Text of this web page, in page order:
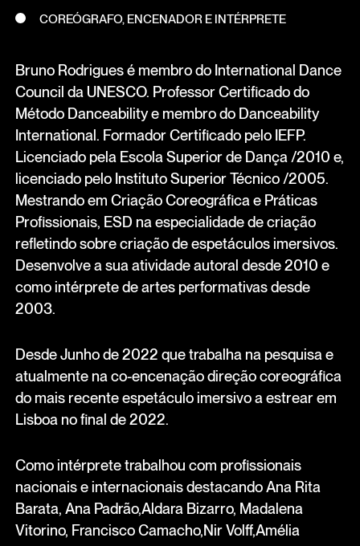
COREÓGRAFO, ENCENADOR E INTÉRPRETE
Bruno Rodrigues é membro do International Dance
Council da UNESCO. Professor Certificado do
Método Danceability e membro do Danceability
International. Formador Certificado pelo IEFP.
Licenciado pela Escola Superior de Dança /2010 e,
licenciado pelo Instituto Superior Técnico /2005.
Mestrando em Criação Coreográfica e Práticas
Profissionais, ESD na especialidade de criação
refletindo sobre criação de espetáculos imersivos.
Desenvolve a sua atividade autoral desde 2010 e
como intérprete de artes performativas desde
2003.
Desde Junho de 2022 que trabalha na pesquisa e
atualmente na co-encenação direção coreográfica
do mais recente espetáculo imersivo a estrear em
Lisboa no final de 2022.
Como intérprete trabalhou com profissionais
nacionais e internacionais destacando Ana Rita
Barata, Ana Padrão,Aldara Bizarro, Madalena
Vitorino, Francisco Camacho,Nir Volff,Amélia